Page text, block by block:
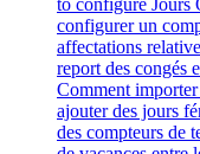
configurer un
affectations
report des congés
Comment
ajouter des jours
des compteurs de